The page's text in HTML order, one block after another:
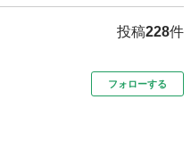
投稿228件
フォローする